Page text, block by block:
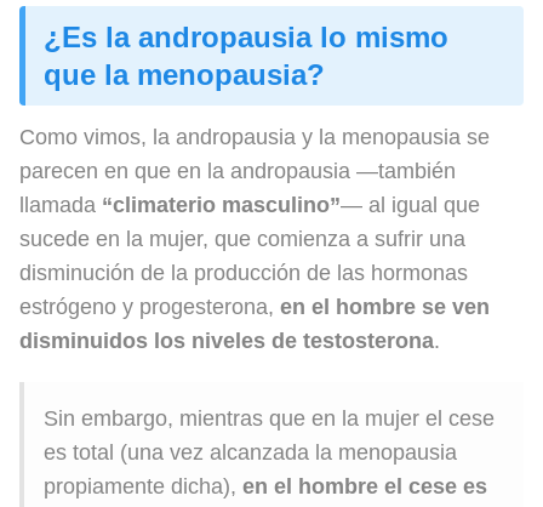
¿Es la andropausia lo mismo
que la menopausia?
Como vimos, la andropausia y la menopausia se
parecen en que en la andropausia —también
llamada “climaterio masculino”— al igual que
sucede en la mujer, que comienza a sufrir una
disminución de la producción de las hormonas
estrógeno y progesterona, en el hombre se ven
disminuidos los niveles de testosterona.
Sin embargo, mientras que en la mujer el cese
es total (una vez alcanzada la menopausia
propiamente dicha), en el hombre el cese es